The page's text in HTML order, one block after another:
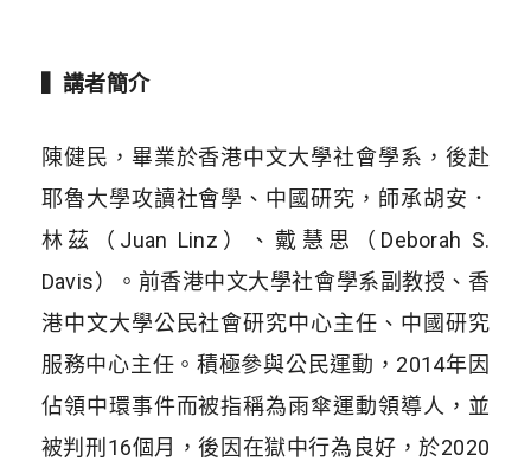
▍講者簡介
陳健民，畢業於香港中文大學社會學系，後赴
耶魯大學攻讀社會學、中國研究，師承胡安．
林茲（Juan Linz）、戴慧思（Deborah S.
Davis）。前香港中文大學社會學系副教授、香
港中文大學公民社會研究中心主任、中國研究
服務中心主任。積極參與公民運動，2014年因
佔領中環事件而被指稱為雨傘運動領導人，並
被判刑16個月，後因在獄中行為良好，於2020